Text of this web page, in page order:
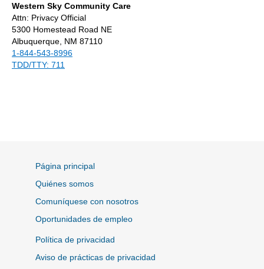
Western Sky Community Care
Attn: Privacy Official
5300 Homestead Road NE
Albuquerque, NM 87110
1-844-543-8996
TDD/TTY: 711
Página principal
Quiénes somos
Comuníquese con nosotros
Oportunidades de empleo
Política de privacidad
Aviso de prácticas de privacidad